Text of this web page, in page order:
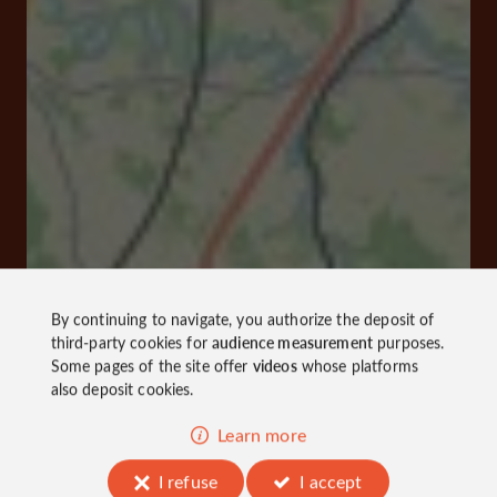
By continuing to navigate, you authorize the deposit of
third-party cookies foraudience measurementpurposes.
Some pages of the site offer videoswhose platforms
also deposit cookies.
Learn more
I refuse
I accept